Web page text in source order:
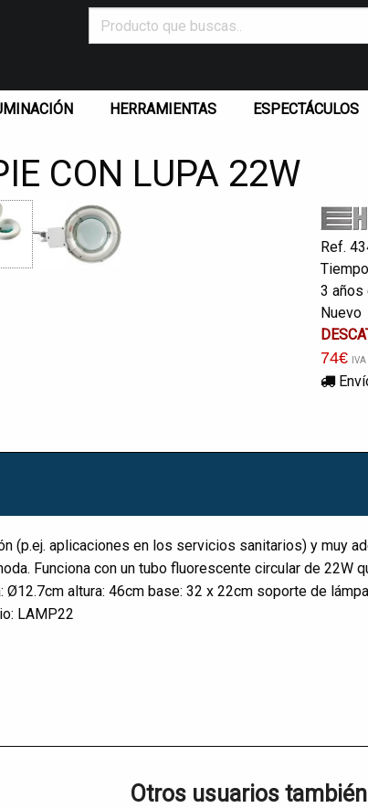
HERRAMIENTAS ESPECTÁCULOS
CON LUPA 22W
Ref.
3 años
Nuevo
74€
(p.ej. aplicaciones en los servicios sanitarios) y muy
Funciona con un tubo fluorescente circular de 22W
Ø12.7cm altura: 46cm base: 32 x 22cm soporte de
LAMP22
Otros usuarios